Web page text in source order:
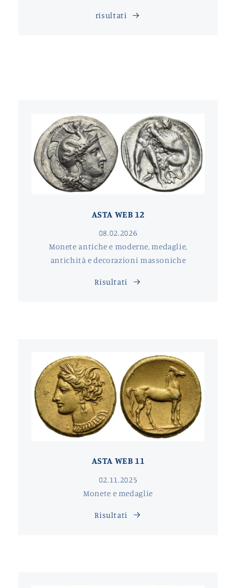
risultati
ASTA WEB 12
08.02.2026
Monete antiche e moderne, medaglie,
antichità e decorazioni massoniche
Risultati
ASTA WEB 11
02.11.2025
Monete e medaglie
Risultati